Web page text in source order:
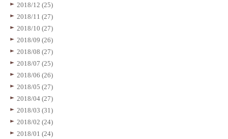
2018/12 (25)
2018/11 (27)
2018/10 (27)
2018/09 (26)
2018/08 (27)
2018/07 (25)
2018/06 (26)
2018/05 (27)
2018/04 (27)
2018/03 (31)
2018/02 (24)
2018/01 (24)